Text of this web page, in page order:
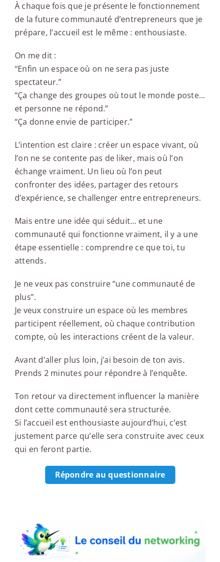
À chaque fois que je présente le fonctionnement
de la future communauté d’entrepreneurs que je
prépare, l’accueil est le même : enthousiaste.
On me dit :
“Enfin un espace où on ne sera pas juste
spectateur.”
“Ça change des groupes où tout le monde poste…
et personne ne répond.”
“Ça donne envie de participer.”
L’intention est claire : créer un espace vivant, où
l’on ne se contente pas de liker, mais où l’on
échange vraiment. Un lieu où l’on peut
confronter des idées, partager des retours
d’expérience, se challenger entre entrepreneurs.
Mais entre une idée qui séduit… et une
communauté qui fonctionne vraiment, il y a une
étape essentielle : comprendre ce que toi, tu
attends.
Je ne veux pas construire “une communauté de
plus”.
Je veux construire un espace où les membres
participent réellement, où chaque contribution
compte, où les interactions créent de la valeur.
Avant d’aller plus loin, j’ai besoin de ton avis.
Prends 2 minutes pour répondre à l’enquête.
Ton retour va directement influencer la manière
dont cette communauté sera structurée.
Si l’accueil est enthousiaste aujourd’hui, c’est
justement parce qu’elle sera construite avec ceux
qui en feront partie.
Répondre au questionnaire